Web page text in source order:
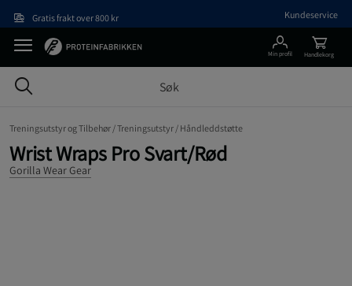
Gratis frakt over 800 kr Kundeservice
Min profil Handlekorg
Treningsutstyr og Tilbehør /Treningsutstyr / Håndleddstøtte
Wrist Wraps Pro Svart/Rød
Gorilla Wear Gear